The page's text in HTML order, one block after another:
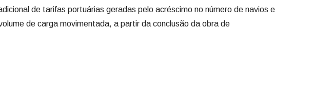
de tarifas portuárias geradas pelo acréscimo no número de navios e
de carga movimentada, a partir da conclusão da obra de